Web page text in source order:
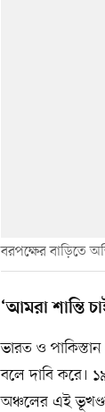
বরপক্ষের বাড়িতে
‘আমরা শান্তি
ভারত ও
বলে দাবি করে।
অঞ্চলের এই